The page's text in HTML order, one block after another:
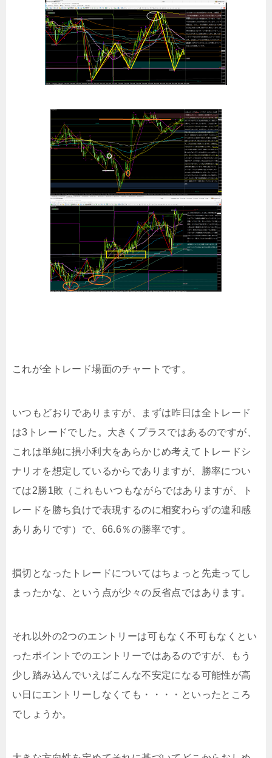
これが全トレード場面のチャートです。
いつもどおりでありますが、まずは昨日は全トレード
は3トレードでした。大きくプラスではあるのですが、
これは単純に損小利大をあらかじめ考えてトレードシ
ナリオを想定しているからでありますが、勝率につい
ては2勝1敗（これもいつもながらではありますが、ト
レードを勝ち負けで表現するのに相変わらずの違和感
ありありです）で、66.6％の勝率です。
損切となったトレードについてはちょっと先走ってし
まったかな、という点が少々の反省点ではあります。
それ以外の2つのエントリーは可もなく不可もなくとい
ったポイントでのエントリーではあるのですが、もう
少し踏み込んでいえばこんな不安定になる可能性が高
い日にエントリーしなくても・・・・といったところ
でしょうか。